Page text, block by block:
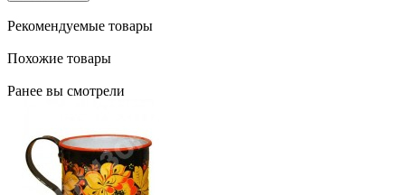
Рекомендуемые товары
Похожие товары
Ранее вы смотрели